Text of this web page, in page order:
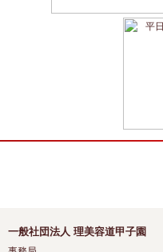
一般社団法人 理美容道甲子園